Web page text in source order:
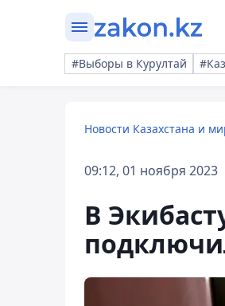
#Выборы в Курултай
Новости Казахстана и
09:12, 01 ноября 2023
В